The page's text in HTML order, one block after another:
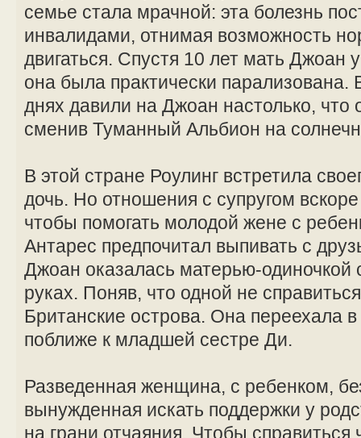
семье стала мрачной: эта болезнь
инвалидами, отнимая возможность
двигаться. Спустя 10 лет мать
она была практически
днях давили на Джоан настолько, что
сменив Туманный Альбион на
В этой стране Роулинг встретила
дочь. Но отношения с супругом
чтобы помогать молодой жене с
Антарес предпочитал выпивать с
Джоан оказалась матерью-одиночкой
руках. Поняв, что одной не
Британские острова. Она переехала
поближе к младшей сестре Ди.
Разведенная женщина, с ребенком,
вынужденная искать поддержки у
на грани отчаяния. Чтобы